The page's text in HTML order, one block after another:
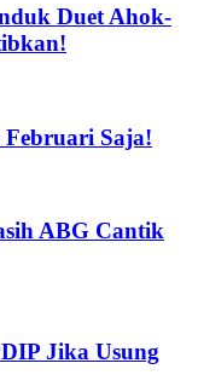
Duet Ahok-
Saja!
ABG Cantik
Jika Usung